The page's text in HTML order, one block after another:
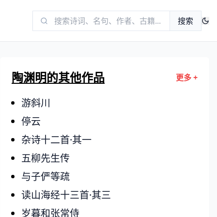
搜索
陶渊明的其他作品 更多 +
游斜川
停云
杂诗十二首·其一
五柳先生传
与子俨等疏
读山海经十三首·其三
岁暮和张常侍